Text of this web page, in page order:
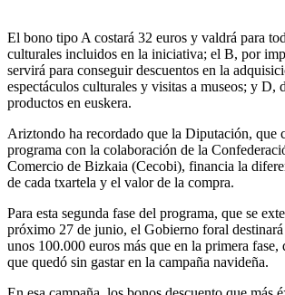
El bono tipo A costará 32 euros y valdrá para
culturales incluidos en la iniciativa; el B, por
servirá para conseguir descuentos en la
espectáculos culturales y visitas a museos; y D,
productos en euskera.
Ariztondo ha recordado que la Diputación, que
programa con la colaboración de la
Comercio de Bizkaia (Cecobi), financia la
de cada txartela y el valor de la compra.
Para esta segunda fase del programa, que se
próximo 27 de junio, el Gobierno foral
unos 100.000 euros más que en la primera fase,
que quedó sin gastar en la campaña navideña.